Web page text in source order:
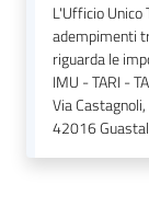
argomenti...
Seguici
L'Ufficio
adempimenti
riguarda le
IMU - TARI -
Via
42016